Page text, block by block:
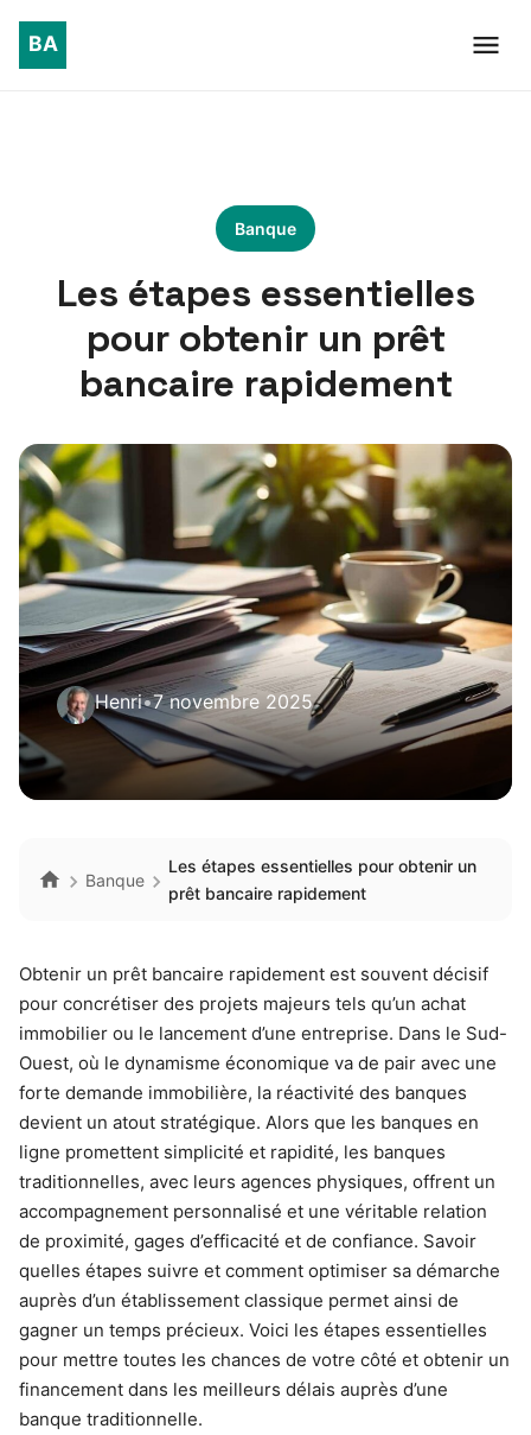
Banque
Les étapes essentielles
pour obtenir un prêt
bancaire rapidement
Henri•7 novembre 2025
Banque
Les étapes essentielles pour obtenir un
prêt bancaire rapidement
Obtenir un prêt bancaire rapidement est souvent décisif
pour concrétiser des projets majeurs tels qu’un achat
immobilier ou le lancement d’une entreprise. Dans le Sud-
Ouest, où le dynamisme économique va de pair avec une
forte demande immobilière, la réactivité des banques
devient un atout stratégique. Alors que les banques en
ligne promettent simplicité et rapidité, les banques
traditionnelles, avec leurs agences physiques, offrent un
accompagnement personnalisé et une véritable relation
de proximité, gages d’efficacité et de confiance. Savoir
quelles étapes suivre et comment optimiser sa démarche
auprès d’un établissement classique permet ainsi de
gagner un temps précieux. Voici les étapes essentielles
pour mettre toutes les chances de votre côté et obtenir un
financement dans les meilleurs délais auprès d’une
banque traditionnelle.